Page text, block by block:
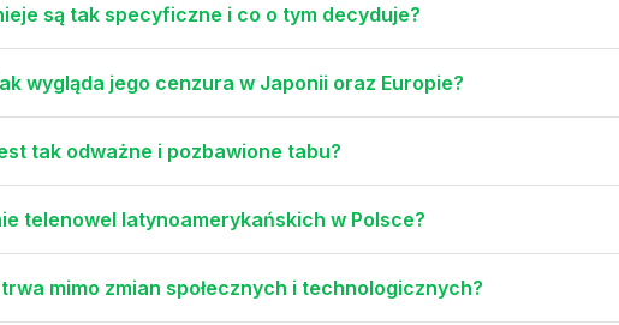
są tak specyficzne i co o tym decyduje?
wygląda jego cenzura w Japonii oraz Europie?
tak odważne i pozbawione tabu?
telenowel latynoamerykańskich w Polsce?
mimo zmian społecznych i technologicznych?